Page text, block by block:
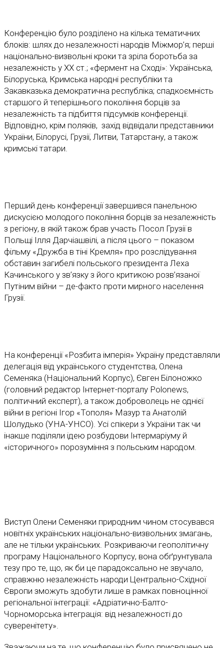
Конференцію було розділено на кілька тематичних
блоків: шлях до незалежності народів Міжмор’я; перші
національно-визвольні кроки та зріла боротьба за
незалежність у ХХ ст.; «фермент на Сході»: Українська,
Білоруська, Кримська народні республіки та
Закавказька демократична республіка; спадкоємність
старшого й теперішнього покоління борців за
незалежність та підбиття підсумків конференції.
Відповідно, крім поляків, захід відвідали представники
України, Білорусі, Грузії, Литви, Татарстану, а також
кримські татари.
Перший день конференції завершився панельною
дискусією молодого покоління борців за незалежність
з регіону, в якій також брав участь Посол Грузії в
Польщі Ілля Дарчіашвілі, а після цього – показом
фільму «Дружба в тіні Кремля» про розслідування
обставин загибелі польського президента Леха
Качинського у зв’язку з його критикою розв’язаної
Путіним війни – де-факто проти мирного населення
Грузії.
На конференції «Розбита імперія» Україну представляли
делегація від українського студентства, Олена
Семеняка (Національний Корпус), Євген Білоножко
(головний редактор Інтернет-порталу Polonews,
полiтичний експерт), а також доброволець не однієї
війни в регіоні Ігор «Тополя» Мазур та Анатолій
Шолудько (УНА-УНСО). Усі спікери з України так чи
інакше поділяли ідею розбудови Інтермаріуму й
«історичного» порозуміння з польським народом.
Виступ Олени Семеняки природним чином стосувався
новітніх українських національно-визвольних змагань,
але не тільки українських. Розкриваючи геополітичну
програму Національного Корпусу, вона обґрунтувала
тезу про те, що, як би це парадоксально не звучало,
справжню незалежність народи Центрально-Східної
Європи зможуть здобути лише в рамках повноцінної
регіональної інтеграції: «Адріатично-Балто-
Чорноморська інтеграція: від незалежності до
суверенітету».